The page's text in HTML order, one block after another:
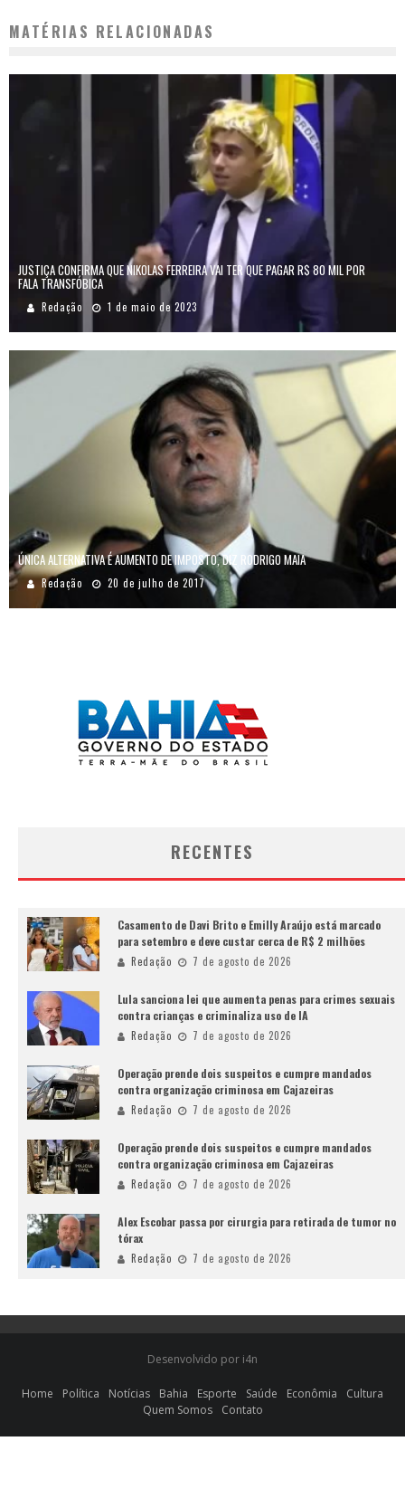
MATÉRIAS RELACIONADAS
JUSTIÇA CONFIRMA QUE NIKOLAS FERREIRA VAI TER QUE PAGAR R$ 80 MIL POR
FALA TRANSFÓBICA
Redação 1 de maio de 2023
ÚNICA ALTERNATIVA É AUMENTO DE IMPOSTO, DIZ RODRIGO MAIA
Redação 20 de julho de 2017
RECENTES
Casamento de Davi Brito e Emilly Araújo está marcado
para setembro e deve custar cerca de R$ 2 milhões
Redação 7 de agosto de 2026
Lula sanciona lei que aumenta penas para crimes sexuais
contra crianças e criminaliza uso de IA
Redação 7 de agosto de 2026
Operação prende dois suspeitos e cumpre mandados
contra organização criminosa em Cajazeiras
Redação 7 de agosto de 2026
Operação prende dois suspeitos e cumpre mandados
contra organização criminosa em Cajazeiras
Redação 7 de agosto de 2026
Alex Escobar passa por cirurgia para retirada de tumor no
tórax
Redação 7 de agosto de 2026
Desenvolvido por i4n
Home Política Notícias Bahia Esporte Saúde Econômia
Cultura
Quem Somos
Contato